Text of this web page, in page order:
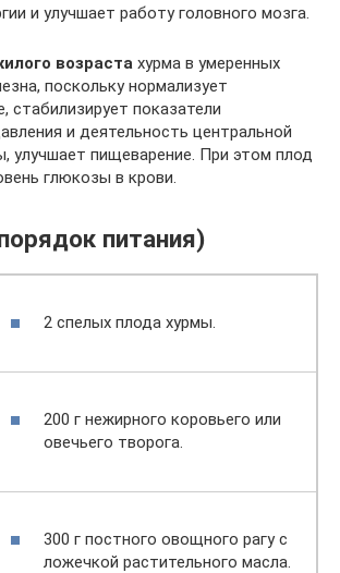
и улучшает работу головного мозга.
возраста хурма в умеренных
поскольку нормализует
стабилизирует показатели
и деятельность центральной
улучшает пищеварение. При этом плод
глюкозы в крови.
питания)
2 спелых плода хурмы.
200 г нежирного коровьего или
овечьего творога.
300 г постного овощного рагу с
ложечкой растительного масла.